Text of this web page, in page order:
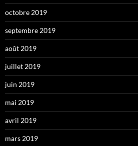
octobre 2019
septembre 2019
août 2019
juillet 2019
juin 2019
mai 2019
avril 2019
mars 2019